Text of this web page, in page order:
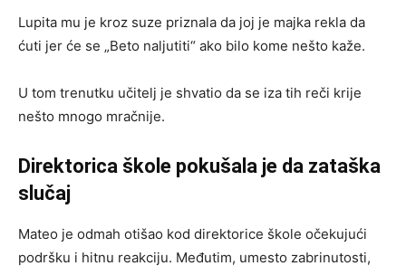
Lupita mu je kroz suze priznala da joj je majka rekla da
ćuti jer će se „Beto naljutiti“ ako bilo kome nešto kaže.
U tom trenutku učitelj je shvatio da se iza tih reči krije
nešto mnogo mračnije.
Direktorica škole pokušala je da zataška
slučaj
Mateo je odmah otišao kod direktorice škole očekujući
podršku i hitnu reakciju. Međutim, umesto zabrinutosti,